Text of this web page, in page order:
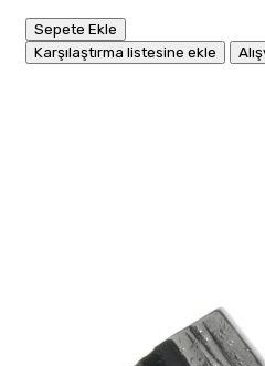
Sepete Ekle
Karşılaştırma listesine ekle